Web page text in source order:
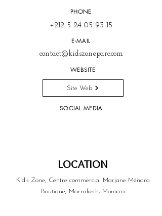
PHONE
+212 5 24 05 93 15
E-MAIL
contact@kidszoneparc.com
WEBSITE
Site Web
SOCIAL MEDIA
LOCATION
Kid’s Zone, Centre commercial Marjane Ménara
Boutique, Marrakech, Morocco